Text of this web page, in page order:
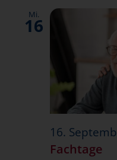
Mi.
16
16.
Fachtage